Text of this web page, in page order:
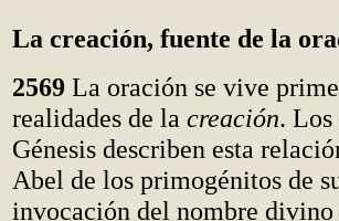
La creación, fuente de la
2569 La oración se vive
realidades de la creación.
Génesis describen esta
Abel de los primogénitos de
invocación del nombre